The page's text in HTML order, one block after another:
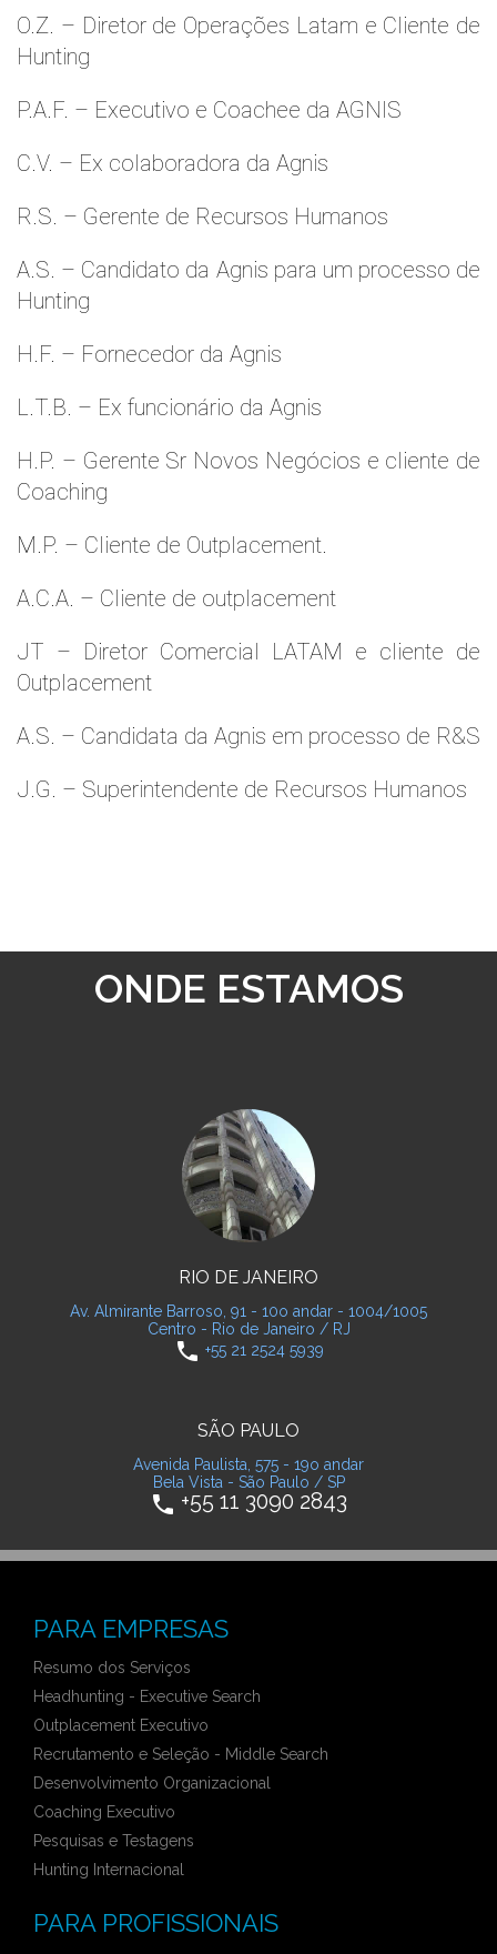
O.Z. – Diretor de Operações Latam e Cliente de
Hunting
P.A.F. – Executivo e Coachee da AGNIS
C.V. – Ex colaboradora da Agnis
R.S. – Gerente de Recursos Humanos
A.S. – Candidato da Agnis para um processo de
Hunting
H.F. – Fornecedor da Agnis
L.T.B. – Ex funcionário da Agnis
H.P. – Gerente Sr Novos Negócios e cliente de
Coaching
M.P. – Cliente de Outplacement.
A.C.A. – Cliente de outplacement
JT – Diretor Comercial LATAM e cliente de
Outplacement
A.S. – Candidata da Agnis em processo de R&S
J.G. – Superintendente de Recursos Humanos
ONDE ESTAMOS
RIO DE JANEIRO
Av. Almirante Barroso, 91 - 10o andar - 1004/1005
Centro - Rio de Janeiro / RJ
phone +55 21 2524 5939
SÃO PAULO
Avenida Paulista, 575 - 19o andar
Bela Vista - São Paulo / SP
phone +55 11 3090 2843
PARA EMPRESAS
Resumo dos Serviços
Headhunting - Executive Search
Outplacement Executivo
Recrutamento e Seleção - Middle Search
Desenvolvimento Organizacional
Coaching Executivo
Pesquisas e Testagens
Hunting Internacional
PARA PROFISSIONAIS